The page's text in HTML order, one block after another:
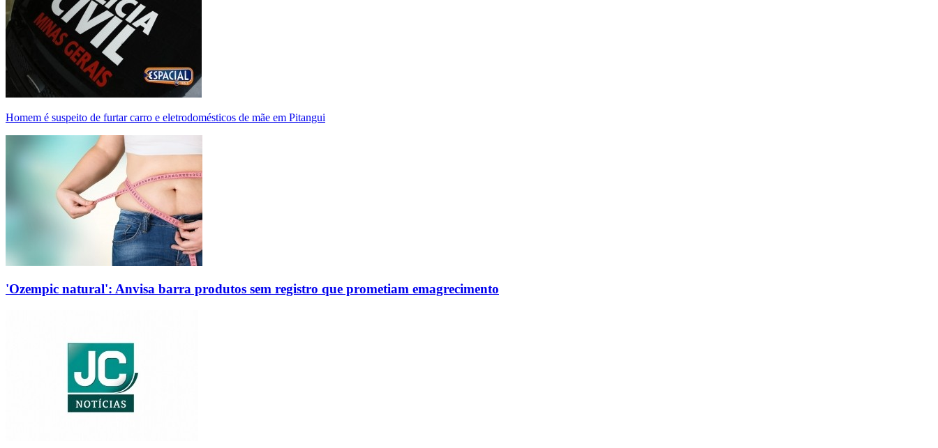
Homem é suspeito de furtar carro e eletrodomésticos de mãe em Pitangui
'Ozempic natural': Anvisa barra produtos sem registro que prometiam emagrecimento